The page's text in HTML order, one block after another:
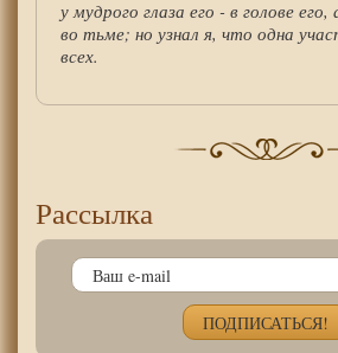
у мудрого глаза его - в голове
во тьме; но узнал я, что одна
всех.
Рассылка